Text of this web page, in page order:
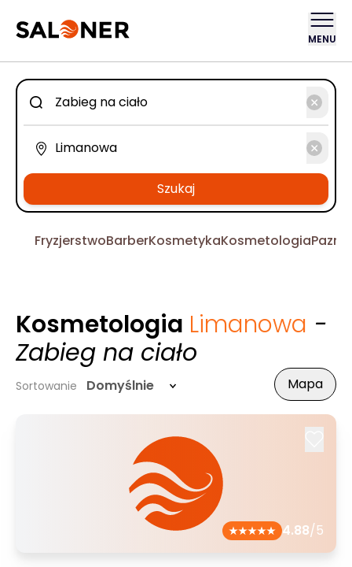
MENU
Szukaj
FryzjerstwoBarberKosmetykaKosmetologia
Kosmetologia Limanowa -
Zabieg na ciało
Sortowanie Domyślnie Mapa
4.88/5